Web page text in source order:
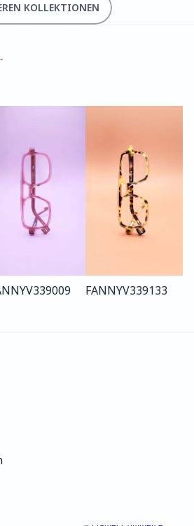
KOLLEKTIONEN
V339009 FANNYV339133